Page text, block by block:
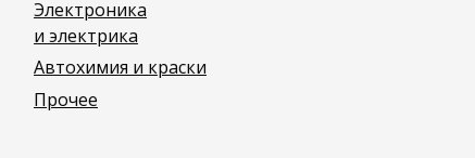
Прочее
Автохимия и краски
Электроника
и электрика